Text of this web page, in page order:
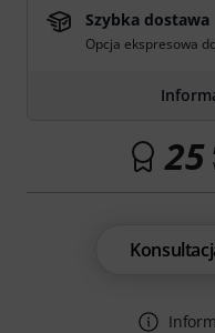
Szybka dostawa
Opcja ekspresowa
25